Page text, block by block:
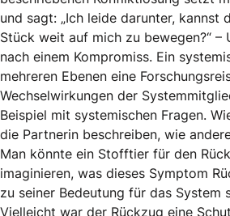
und sagt: „Ich leide darunter, kannst
Stück weit auf mich zu bewegen?“ –
nach einem Kompromiss. Ein
mehreren Ebenen eine
Wechselwirkungen der
Beispiel mit systemischen Fragen.
die Partnerin beschreiben, wie
Man könnte ein Stofftier für den
imaginieren, was dieses Symptom
zu seiner Bedeutung für das System
Vielleicht war der Rückzug eine